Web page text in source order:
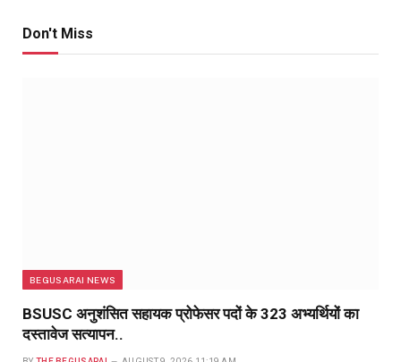
Don't Miss
BEGUSARAI NEWS
BSUSC अनुशंसित सहायक प्रोफेसर पदों के 323 अभ्यर्थियों का
दस्तावेज सत्यापन..